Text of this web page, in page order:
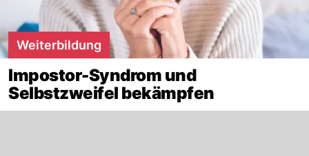
Weiterbildung
Impostor-Syndrom und
Selbstzweifel bekämpfen